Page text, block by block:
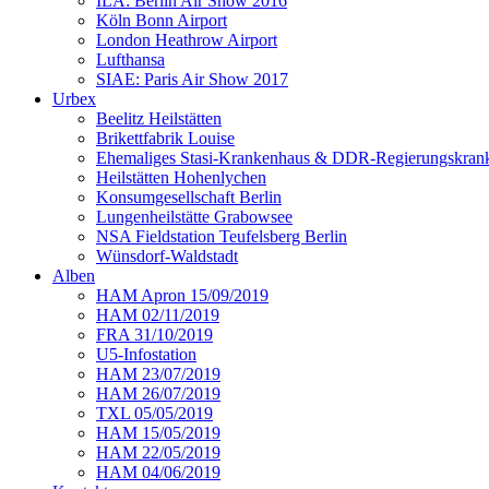
Köln Bonn Airport
London Heathrow Airport
Lufthansa
SIAE: Paris Air Show 2017
Urbex
Beelitz Heilstätten
Brikettfabrik Louise
Ehemaliges Stasi-Krankenhaus & DDR-
Heilstätten Hohenlychen
Konsumgesellschaft Berlin
Lungenheilstätte Grabowsee
NSA Fieldstation Teufelsberg Berlin
Wünsdorf-Waldstadt
Alben
HAM Apron 15/09/2019
HAM 02/11/2019
FRA 31/10/2019
U5-Infostation
HAM 23/07/2019
HAM 26/07/2019
TXL 05/05/2019
HAM 15/05/2019
HAM 22/05/2019
HAM 04/06/2019